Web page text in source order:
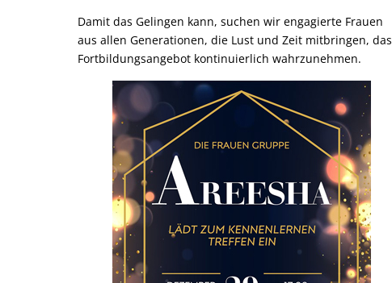
Damit das Gelingen kann, suchen wir engagierte Frauen
aus allen Generationen, die Lust und Zeit mitbringen, das
Fortbildungsangebot kontinuierlich wahrzunehmen.